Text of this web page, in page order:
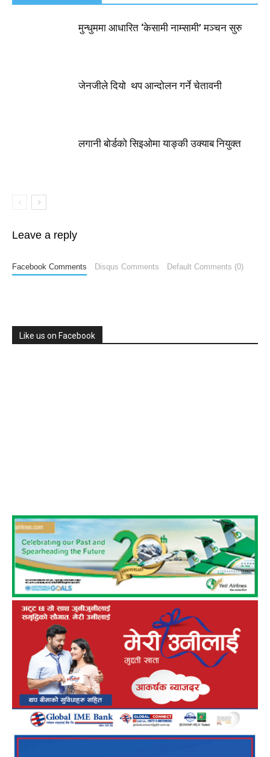
मुन्धुममा आधारित ‘केसामी नाम्सामी’ मञ्चन सुरु
जेनजीले दियो थप आन्दोलन गर्ने चेतावनी
लगानी बोर्डको सिइओमा याङ्की उक्याब नियुक्त
Leave a reply
Facebook Comments Disqus Comments Default Comments (0)
Like us on Facebook